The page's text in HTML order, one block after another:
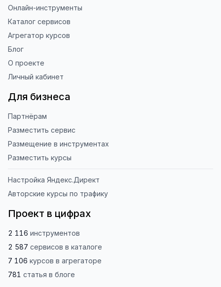
Онлайн-инструменты
Каталог сервисов
Агрегатор курсов
Блог
О проекте
Личный кабинет
Для бизнеса
Партнёрам
Разместить сервис
Размещение в инструментах
Разместить курсы
Настройка Яндекс.Директ
Авторские курсы по трафику
Проект в цифрах
2 116 инструментов
2 587 сервисов в каталоге
7 106 курсов в агрегаторе
781 статья в блоге